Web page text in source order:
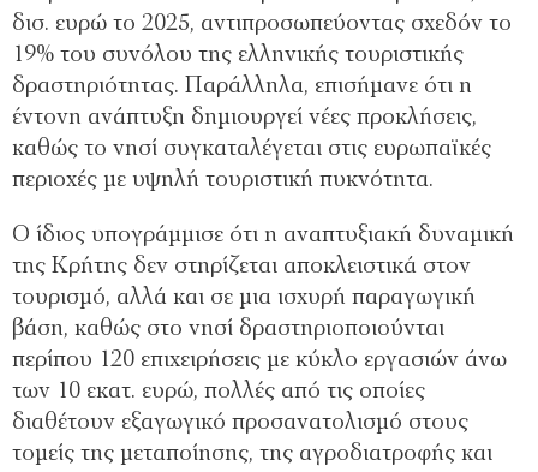
δισ. ευρώ το 2025, αντιπροσωπεύοντας σχεδόν το
19% του συνόλου της ελληνικής τουριστικής
δραστηριότητας. Παράλληλα, επισήμανε ότι η
έντονη ανάπτυξη δημιουργεί νέες προκλήσεις,
καθώς το νησί συγκαταλέγεται στις ευρωπαϊκές
περιοχές με υψηλή τουριστική πυκνότητα.
Ο ίδιος υπογράμμισε ότι η αναπτυξιακή δυναμική
της Κρήτης δεν στηρίζεται αποκλειστικά στον
τουρισμό, αλλά και σε μια ισχυρή παραγωγική
βάση, καθώς στο νησί δραστηριοποιούνται
περίπου 120 επιχειρήσεις με κύκλο εργασιών άνω
των 10 εκατ. ευρώ, πολλές από τις οποίες
διαθέτουν εξαγωγικό προσανατολισμό στους
τομείς της μεταποίησης, της αγροδιατροφής και